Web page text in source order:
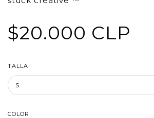
$20.000 CLP
TALLA
COLOR